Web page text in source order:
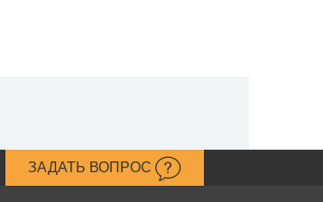
ЗАДАТЬ ВОПРОС